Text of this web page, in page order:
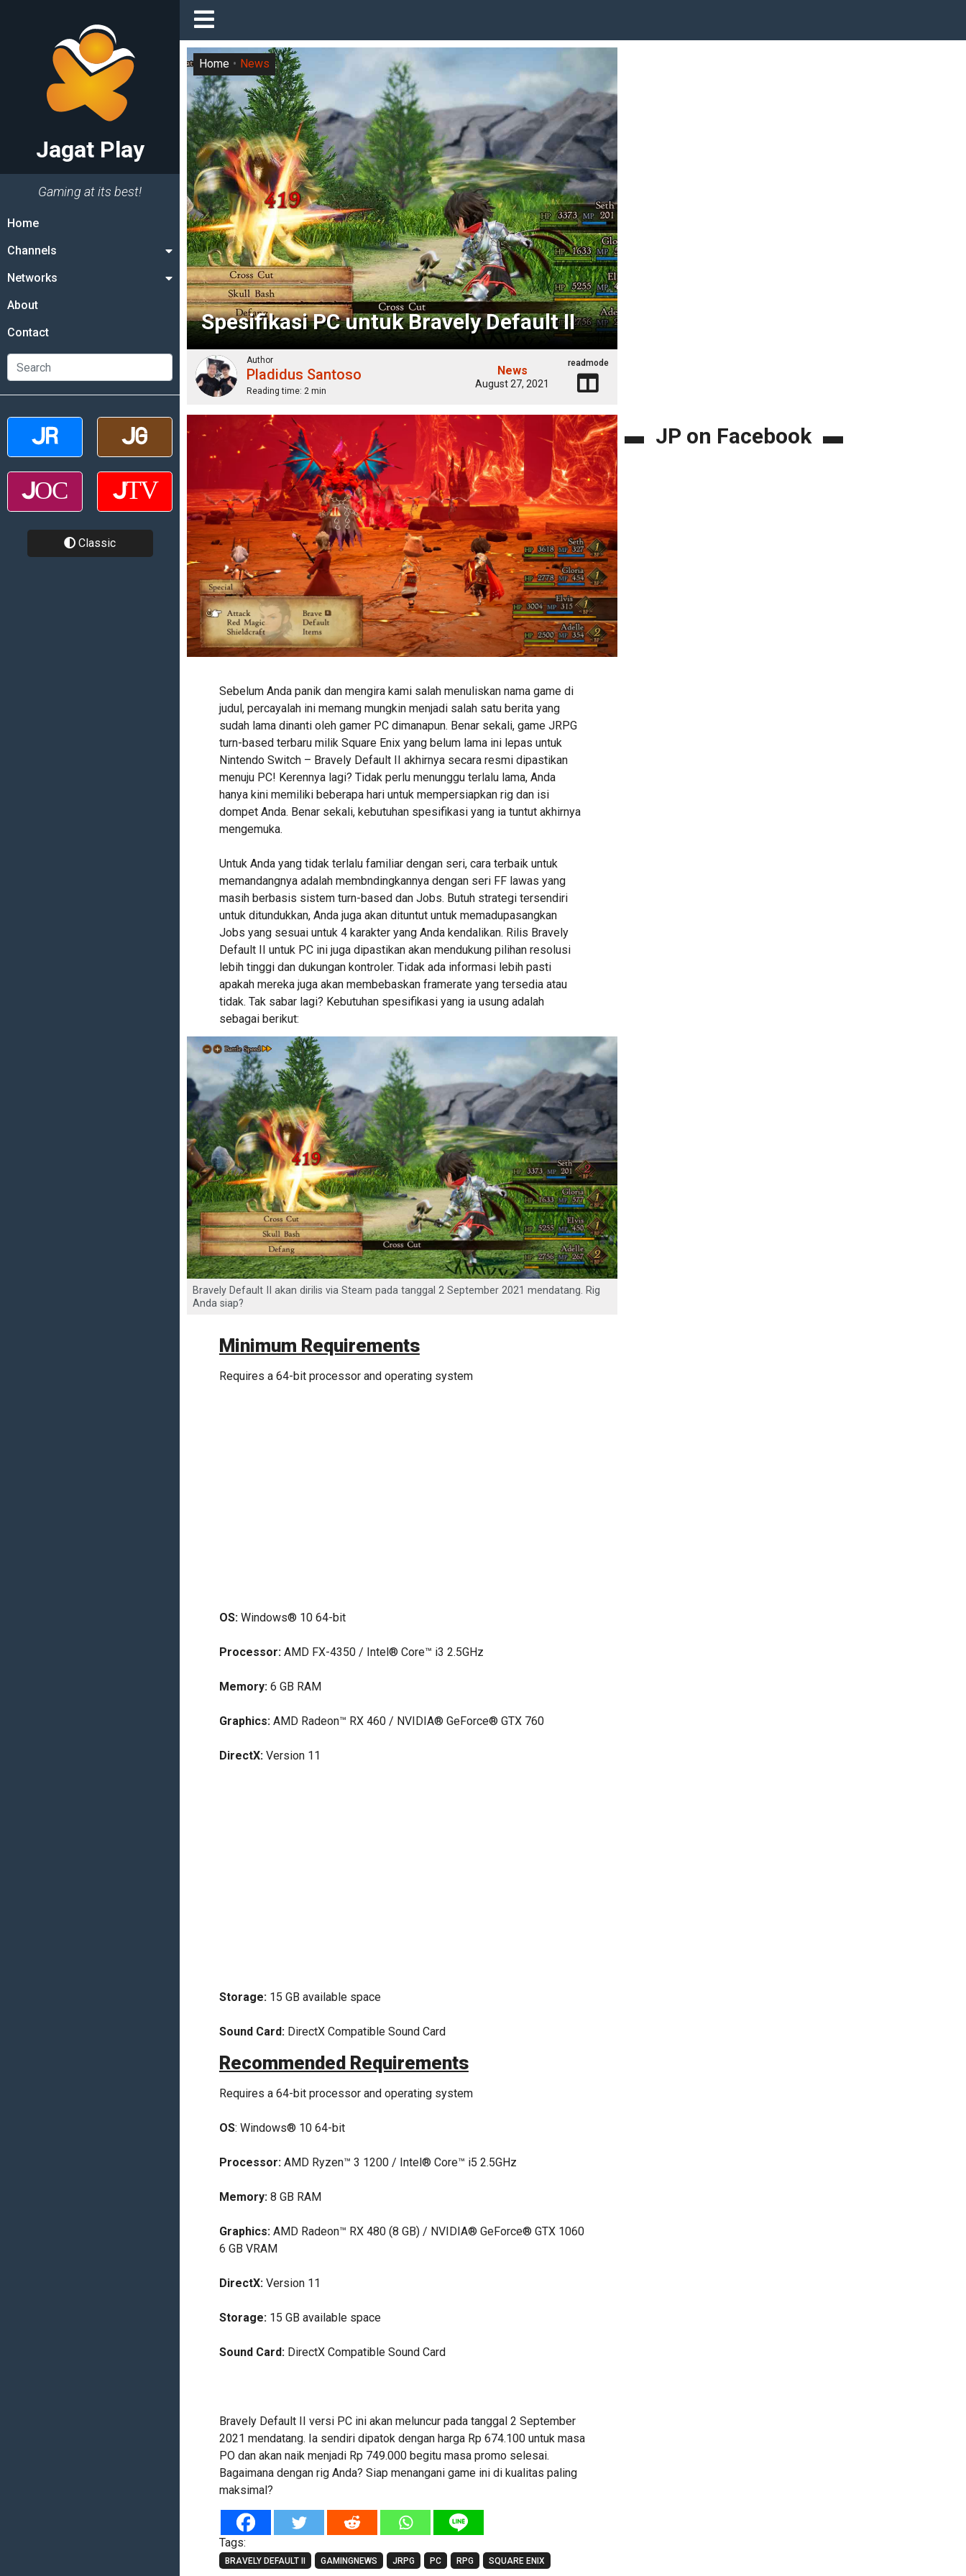
Jagat Play
Gaming at its best!
Home
Channels
Networks
About
Contact
Classic
Spesifikasi PC untuk Bravely Default II
Home News
Author
Pladidus Santoso
Reading time: 2 min
News
August 27, 2021
readmode
Sebelum Anda panik dan mengira kami salah menuliskan nama game di
judul, percayalah ini memang mungkin menjadi salah satu berita yang
sudah lama dinanti oleh gamer PC dimanapun. Benar sekali, game JRPG
turn-based terbaru milik Square Enix yang belum lama ini lepas untuk
Nintendo Switch – Bravely Default II akhirnya secara resmi dipastikan
menuju PC! Kerennya lagi? Tidak perlu menunggu terlalu lama, Anda
hanya kini memiliki beberapa hari untuk mempersiapkan rig dan isi
dompet Anda. Benar sekali, kebutuhan spesifikasi yang ia tuntut akhirnya
mengemuka.
Untuk Anda yang tidak terlalu familiar dengan seri, cara terbaik untuk
memandangnya adalah membndingkannya dengan seri FF lawas yang
masih berbasis sistem turn-based dan Jobs. Butuh strategi tersendiri
untuk ditundukkan, Anda juga akan dituntut untuk memadupasangkan
Jobs yang sesuai untuk 4 karakter yang Anda kendalikan. Rilis Bravely
Default II untuk PC ini juga dipastikan akan mendukung pilihan resolusi
lebih tinggi dan dukungan kontroler. Tidak ada informasi lebih pasti
apakah mereka juga akan membebaskan framerate yang tersedia atau
tidak. Tak sabar lagi? Kebutuhan spesifikasi yang ia usung adalah
sebagai berikut:
Bravely Default II akan dirilis via Steam pada tanggal 2 September 2021 mendatang. Rig
Anda siap?
Minimum Requirements
Requires a 64-bit processor and operating system
OS:Windows® 10 64-bit
Processor:AMD FX-4350 / Intel® Core™ i3 2.5GHz
Memory:6 GB RAM
Graphics:AMD Radeon™ RX 460 / NVIDIA® GeForce® GTX 760
DirectX:Version 11
Storage:15 GB available space
Sound Card:DirectX Compatible Sound Card
Recommended Requirements
Requires a 64-bit processor and operating system
OS: Windows® 10 64-bit
Processor:AMD Ryzen™ 3 1200 / Intel® Core™ i5 2.5GHz
Memory:8 GB RAM
Graphics:AMD Radeon™ RX 480 (8 GB) / NVIDIA® GeForce® GTX 1060
6 GB VRAM
DirectX:Version 11
Storage:15 GB available space
Sound Card:DirectX Compatible Sound Card
Bravely Default II versi PC ini akan meluncur pada tanggal 2 September
2021 mendatang. Ia sendiri dipatok dengan harga Rp 674.100 untuk masa
PO dan akan naik menjadi Rp 749.000 begitu masa promo selesai.
Bagaimana dengan rig Anda? Siap menangani game ini di kualitas paling
maksimal?
Tags:
BRAVELY DEFAULT II GAMINGNEWS JRPG PC RPG SQUARE ENIX
JP on Facebook